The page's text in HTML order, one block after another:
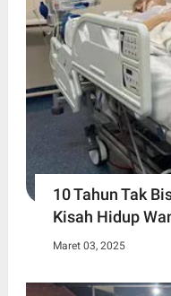
10 Tahun Tak
Kisah Hidup
Maret 03, 2025